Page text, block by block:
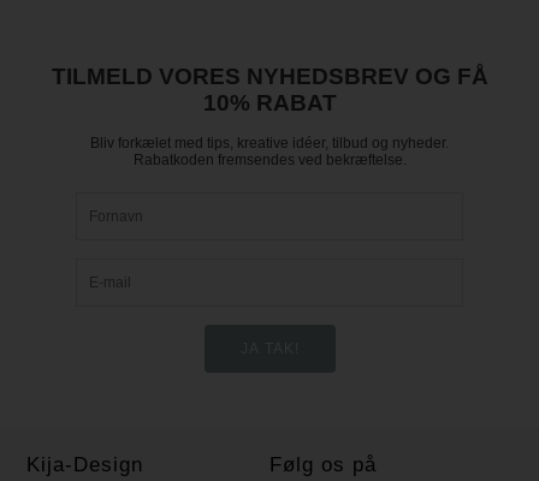
TILMELD VORES NYHEDSBREV OG FÅ
10% RABAT
Bliv forkælet med tips, kreative idéer, tilbud og nyheder.
Rabatkoden fremsendes ved bekræftelse.
Kija-Design Følg os på